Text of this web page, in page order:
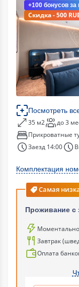
+100 бонусов за
Скидка - 500
Посмотреть
35 м2 до 3
Прикроватные
Заезд 14:00
Комплектация
Самая
Проживание с
Завтрак
Оплата